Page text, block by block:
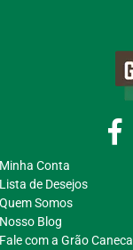
Minha Conta
Lista de Desejos
Quem Somos
Nosso Blog
Fale com a Grão Caneca